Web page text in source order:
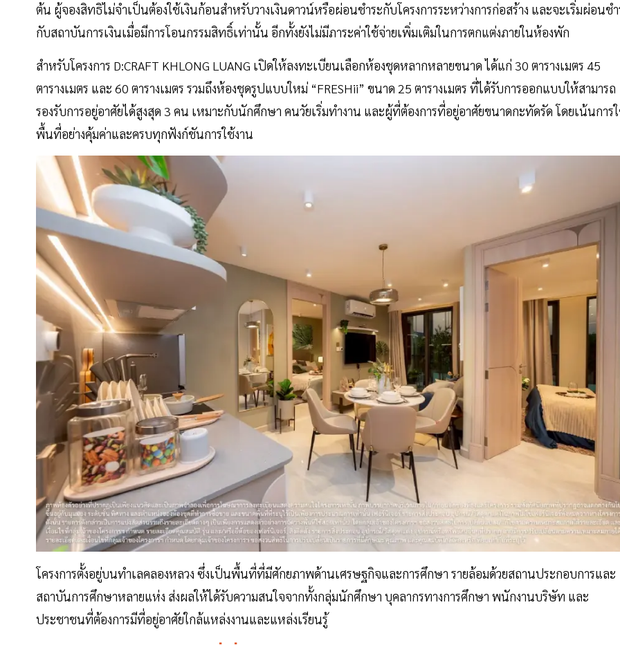
ต้น ผู้จองสิทธิไม่จำเป็นต้องใช้เงินก้อนสำหรับวางเงินดาวน์หรือผ่อนชำระกับโครงการระหว่างการก่อสร้าง และจะเริ่มผ่อนช
กับสถาบันการเงินเมื่อมีการโอนกรรมสิทธิ์เท่านั้น อีกทั้งยังไม่มีภาระค่าใช้จ่ายเพิ่มเติมในการตกแต่งภายในห้องพัก
สำหรับโครงการ D:CRAFT KHLONG LUANG เปิดให้ลงทะเบียนเลือกห้องชุดหลากหลายขนาด ได้แก่ 30 ตารางเมตร 45
ตารางเมตร และ 60 ตารางเมตร รวมถึงห้องชุดรูปแบบใหม่ “FRESHii” ขนาด 25 ตารางเมตร ที่ได้รับการออกแบบให้สามารถ
รองรับการอยู่อาศัยได้สูงสุด 3 คน เหมาะกับนักศึกษา คนวัยเริ่มทำงาน และผู้ที่ต้องการที่อยู่อาศัยขนาดกะทัดรัด โดยเน้นการ
พื้นที่อย่างคุ้มค่าและครบทุกฟังก์ชันการใช้งาน
โครงการตั้งอยู่บนทำเลคลองหลวง ซึ่งเป็นพื้นที่ที่มีศักยภาพด้านเศรษฐกิจและการศึกษา รายล้อมด้วยสถานประกอบการและ
สถาบันการศึกษาหลายแห่ง ส่งผลให้ได้รับความสนใจจากทั้งกลุ่มนักศึกษา บุคลากรทางการศึกษา พนักงานบริษัท และ
ประชาชนที่ต้องการมีที่อยู่อาศัยใกล้แหล่งงานและแหล่งเรียนรู้